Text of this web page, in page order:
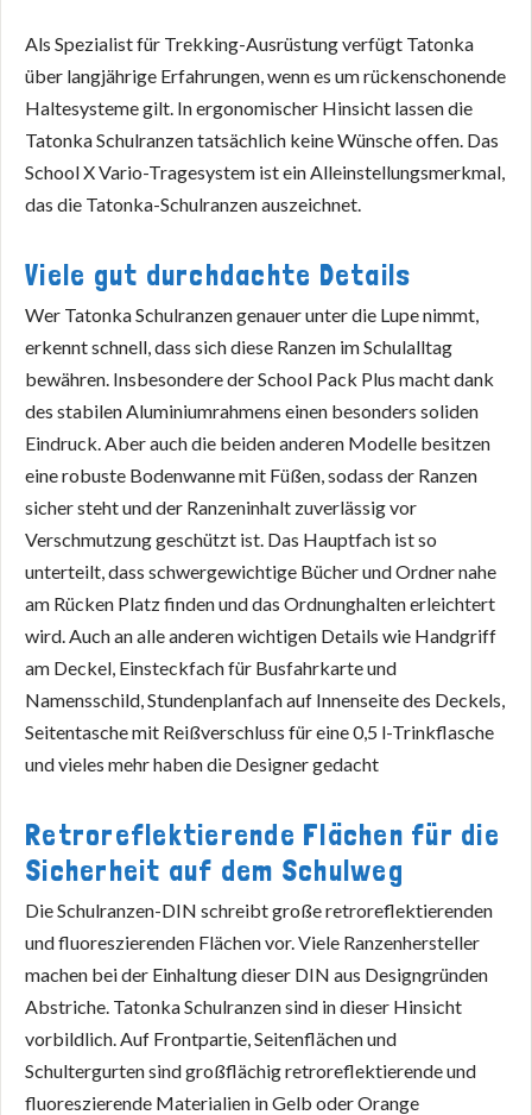
Als Spezialist für Trekking-Ausrüstung verfügt Tatonka
über langjährige Erfahrungen, wenn es um rückenschonende
Haltesysteme gilt. In ergonomischer Hinsicht lassen die
Tatonka Schulranzen tatsächlich keine Wünsche offen. Das
School X Vario-Tragesystem ist ein Alleinstellungsmerkmal,
das die Tatonka-Schulranzen auszeichnet.
Viele gut durchdachte Details
Wer Tatonka Schulranzen genauer unter die Lupe nimmt,
erkennt schnell, dass sich diese Ranzen im Schulalltag
bewähren. Insbesondere der School Pack Plus macht dank
des stabilen Aluminiumrahmens einen besonders soliden
Eindruck. Aber auch die beiden anderen Modelle besitzen
eine robuste Bodenwanne mit Füßen, sodass der Ranzen
sicher steht und der Ranzeninhalt zuverlässig vor
Verschmutzung geschützt ist. Das Hauptfach ist so
unterteilt, dass schwergewichtige Bücher und Ordner nahe
am Rücken Platz finden und das Ordnunghalten erleichtert
wird. Auch an alle anderen wichtigen Details wie Handgriff
am Deckel, Einsteckfach für Busfahrkarte und
Namensschild, Stundenplanfach auf Innenseite des Deckels,
Seitentasche mit Reißverschluss für eine 0,5 l-Trinkflasche
und vieles mehr haben die Designer gedacht
Retroreflektierende Flächen für die
Sicherheit auf dem Schulweg
Die Schulranzen-DIN schreibt große retroreflektierenden
und fluoreszierenden Flächen vor. Viele Ranzenhersteller
machen bei der Einhaltung dieser DIN aus Designgründen
Abstriche. Tatonka Schulranzen sind in dieser Hinsicht
vorbildlich. Auf Frontpartie, Seitenflächen und
Schultergurten sind großflächig retroreflektierende und
fluoreszierende Materialien in Gelb oder Orange